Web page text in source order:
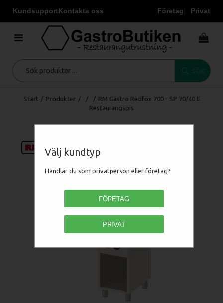
KundsupportKontakta oss Företag Privat
Välj kundtyp
Handlar du som privatperson eller företag?
FÖRETAG
PRIVAT
Start / Produkter / / / RM Gastro Redfox 700 - SP 70/40 E
Restaurangspis